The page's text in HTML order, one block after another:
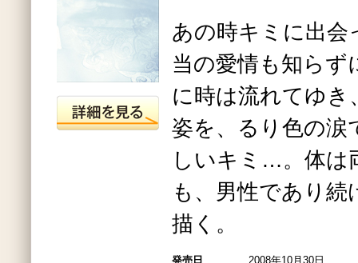
あの時キミに出会
当の愛情も知らず
に時は流れてゆき
姿を、るり色の涙
しいキミ…。体は
も、男性であり
描く。
発売日 2008年10月30日